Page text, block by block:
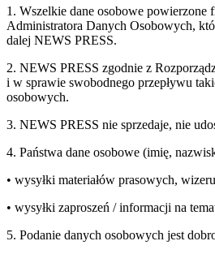
1. Wszelkie dane osobowe
Administratora Danych Osobowych,
dalej NEWS PRESS.
2. NEWS PRESS zgodnie z
i w sprawie swobodnego przepływu
osobowych.
3. NEWS PRESS nie sprzedaje, nie
4. Państwa dane osobowe (imię,
• wysyłki materiałów prasowych,
• wysyłki zaproszeń / informacji na
5. Podanie danych osobowych jest